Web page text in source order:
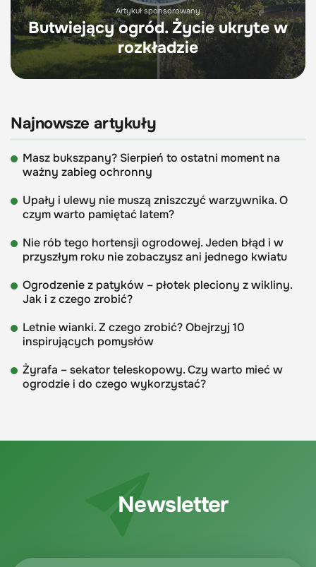
Artykuł sponsorowany
Butwiejący ogród. Życie ukryte w
rozkładzie
Najnowsze artykuły
Masz bukszpany? Sierpień to ostatni moment na
ważny zabieg ochronny
Upały i ulewy nie muszą zniszczyć warzywnika. O
czym warto pamiętać latem?
Nie rób tego hortensji ogrodowej. Jeden błąd i w
przyszłym roku nie zobaczysz ani jednego kwiatu
Ogrodzenie z patyków – płotek pleciony z wikliny.
Jak i z czego zrobić?
Letnie wianki. Z czego zrobić? Obejrzyj 10
inspirujących pomysłów
Żyrafa – sekator teleskopowy. Czy warto mieć w
ogrodzie i do czego wykorzystać?
Newsletter